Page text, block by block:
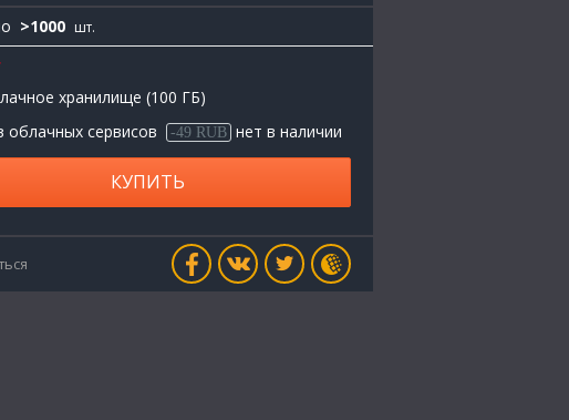
>1000 шт.
хранилище (100 ГБ)
облачных сервисов
-49 RUB нет в наличии
КУПИТЬ